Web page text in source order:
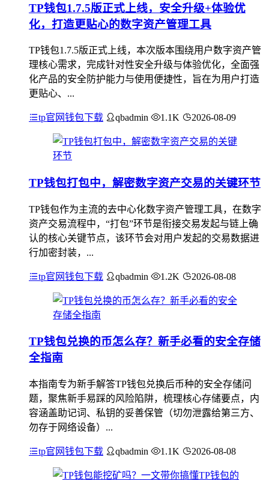
TP钱包1.7.5版正式上线，安全升级+体验优
化，打造更贴心的数字资产管理工具
TP钱包1.7.5版正式上线，本次版本围绕用户数字资产管
理核心需求，完成针对性安全升级与体验优化，全面强
化产品的安全防护能力与使用便捷性，旨在为用户打造
更贴心、...
tp官网钱包下载 qbadmin 1.1K 2026-08-09
TP钱包打包中，解密数字资产交易的关键环节
TP钱包作为主流的去中心化数字资产管理工具，在数字
资产交易流程中，“打包”环节是衔接交易发起与链上确
认的核心关键节点，该环节会对用户发起的交易数据进
行加密封装，...
tp官网钱包下载 qbadmin 1.2K 2026-08-08
TP钱包兑换的币怎么存？新手必看的安全存储
全指南
本指南专为新手解答TP钱包兑换后币种的安全存储问
题，聚焦新手易踩的风险陷阱，梳理核心存储要点，内
容涵盖助记词、私钥的妥善保管（切勿泄露给第三方、
勿存于网络设备）...
tp官网钱包下载 qbadmin 1.1K 2026-08-08